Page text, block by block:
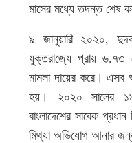
মাসের মধ্যে তদন্ত শেষ
৯ জানুয়ারি ২০২০,
যুক্তরাজ্যে প্রায় ৬.৭৩
মামলা দায়ের করে। এসব
হয়। ২০২০ সালের
বাংলাদেশের সাবেক প্রধান
মিথ্যা অভিযোগ আনার